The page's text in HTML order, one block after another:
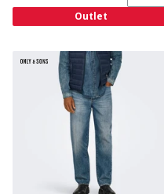
Outlet